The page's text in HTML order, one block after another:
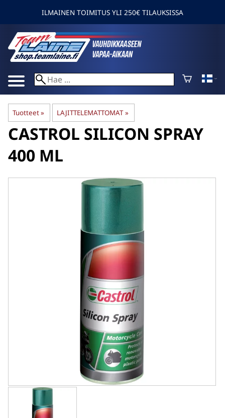
ILMAINEN TOIMITUS YLI 250€ TILAUKSISSA
Tuotteet‪» LAJITTELEMATTOMAT ‪»
CASTROL SILICON SPRAY
400 ML